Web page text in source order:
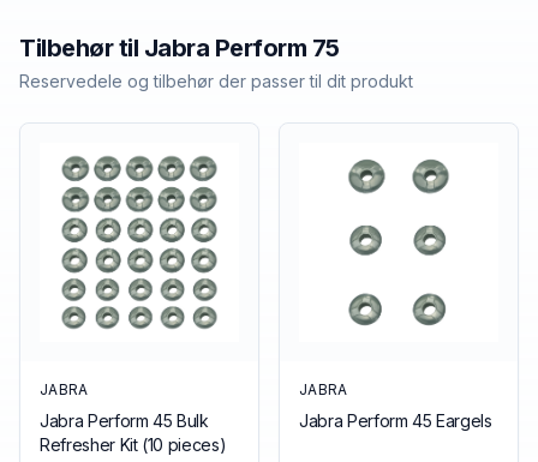
Tilbehør til Jabra Perform 75
Reservedele og tilbehør der passer til dit produkt
JABRA
Jabra Perform 45 Bulk
Refresher Kit (10 pieces)
JABRA
Jabra Perform 45 Eargels